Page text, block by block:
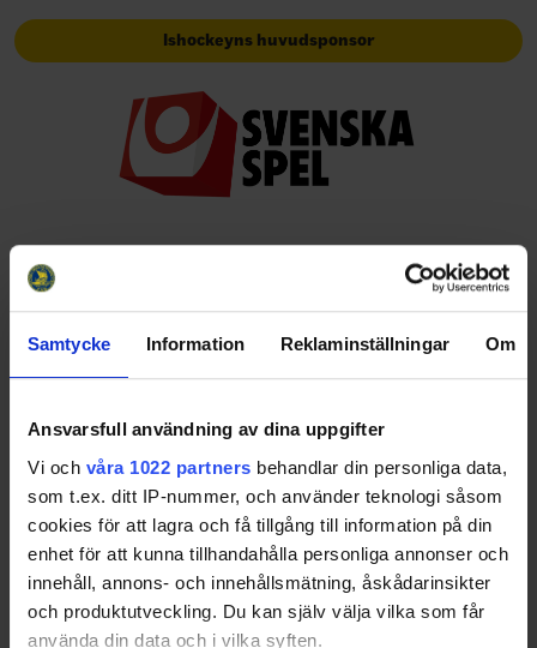
Samtycke Information Reklaminställningar Om
Ansvarsfull användning av dina uppgifter
Vi och våra 1022 partners behandlar din personliga data,
som t.ex. ditt IP-nummer, och använder teknologi såsom
cookies för att lagra och få tillgång till information på din
enhet för att kunna tillhandahålla personliga annonser och
innehåll, annons- och innehållsmätning, åskådarinsikter
och produktutveckling. Du kan själv välja vilka som får
använda din data och i vilka syften.
Ishockeyns huvudsponsor
Officiella partners